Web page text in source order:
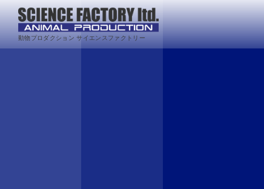
動物プロダクション サイエンスファクトリー